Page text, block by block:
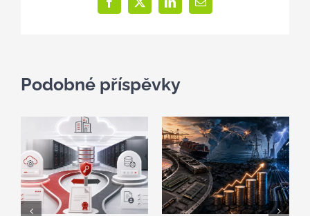
Facebook
X LinkedIn
E-
mail
Podobné příspěvky